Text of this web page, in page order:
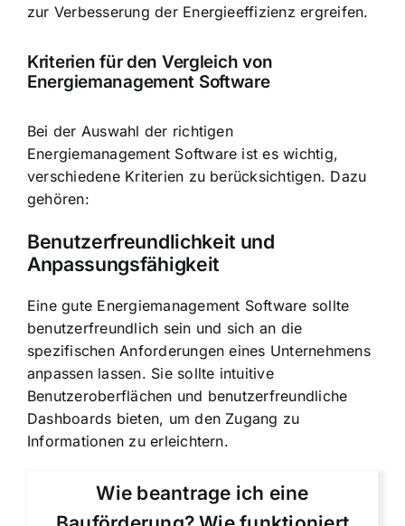
zur Verbesserung der Energieeffizienz ergreifen.
Kriterien für den Vergleich von
Energiemanagement Software
Bei der Auswahl der richtigen
Energiemanagement Software ist es wichtig,
verschiedene Kriterien zu berücksichtigen. Dazu
gehören:
Benutzerfreundlichkeit und
Anpassungsfähigkeit
Eine gute Energiemanagement Software sollte
benutzerfreundlich sein und sich an die
spezifischen Anforderungen eines Unternehmens
anpassen lassen. Sie sollte intuitive
Benutzeroberflächen und benutzerfreundliche
Dashboards bieten, um den Zugang zu
Informationen zu erleichtern.
Wie beantrage ich eine